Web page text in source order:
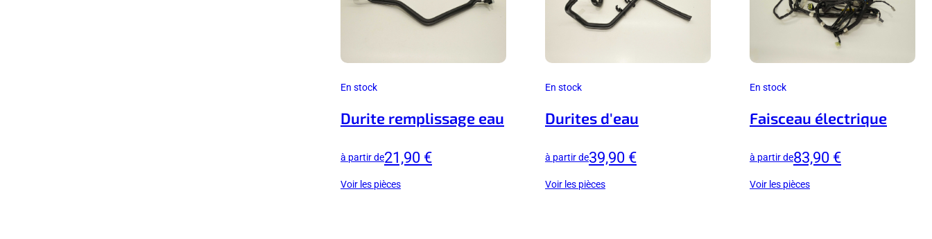
En stock
Durite remplissage eau
à partir de21,90 €
Voir les pièces
En stock
Durites d'eau
à partir de39,90 €
Voir les pièces
En stock
Faisceau électrique
à partir de83,90 €
Voir les pièces